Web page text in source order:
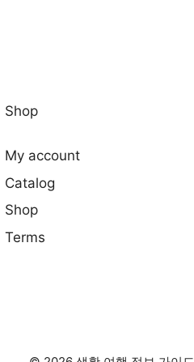
Shop
My account
Catalog
Shop
Terms